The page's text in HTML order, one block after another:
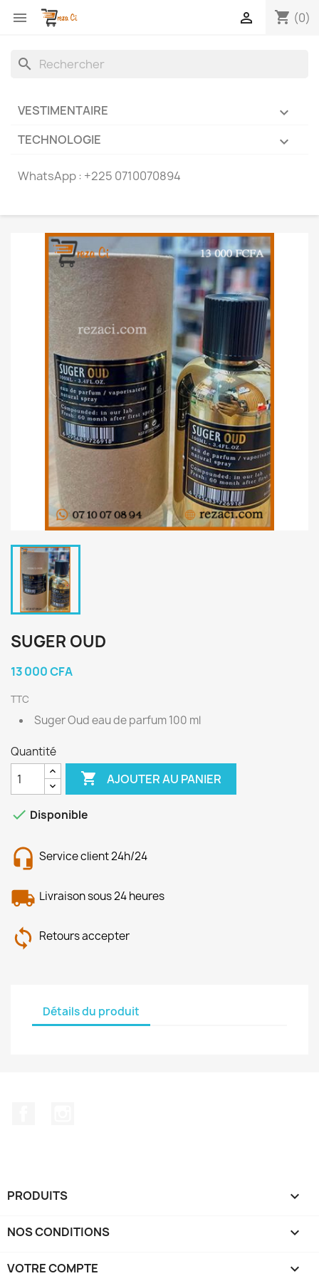
 shopping_cart (0)

search

VESTIMENTAIRE

TECHNOLOGIE
WhatsApp : +225 0710070894
SUGER OUD
13 000 CFA
TTC
Suger Oud eau de parfum 100 ml
Quantité
 AJOUTER AU PANIER
 Disponible
Service client 24h/24
Livraison sous 24 heures
Retours accepter
Détails du produit
PRODUITS 
NOS CONDITIONS 
VOTRE COMPTE 